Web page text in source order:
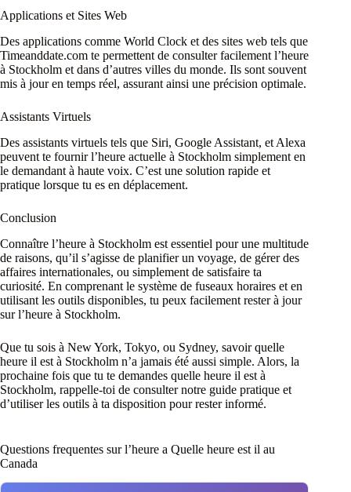
Applications et Sites Web
Des applications comme World Clock et des sites web tels que
Timeanddate.com te permettent de consulter facilement l’heure
à Stockholm et dans d’autres villes du monde. Ils sont souvent
mis à jour en temps réel, assurant ainsi une précision optimale.
Assistants Virtuels
Des assistants virtuels tels que Siri, Google Assistant, et Alexa
peuvent te fournir l’heure actuelle à Stockholm simplement en
le demandant à haute voix. C’est une solution rapide et
pratique lorsque tu es en déplacement.
Conclusion
Connaître l’heure à Stockholm est essentiel pour une multitude
de raisons, qu’il s’agisse de planifier un voyage, de gérer des
affaires internationales, ou simplement de satisfaire ta
curiosité. En comprenant le système de fuseaux horaires et en
utilisant les outils disponibles, tu peux facilement rester à jour
sur l’heure à Stockholm.
Que tu sois à New York, Tokyo, ou Sydney, savoir quelle
heure il est à Stockholm n’a jamais été aussi simple. Alors, la
prochaine fois que tu te demandes quelle heure il est à
Stockholm, rappelle-toi de consulter notre guide pratique et
d’utiliser les outils à ta disposition pour rester informé.
Questions frequentes sur l’heure a Quelle heure est il au
Canada